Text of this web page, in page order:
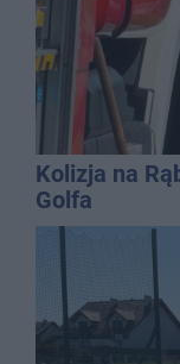
Kolizja na
Golfa